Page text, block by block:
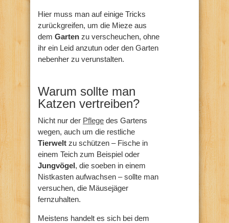
Hier muss man auf einige Tricks
zurückgreifen, um die Mieze aus
dem Garten zu verscheuchen, ohne
ihr ein Leid anzutun oder den Garten
nebenher zu verunstalten.
Warum sollte man
Katzen vertreiben?
Nicht nur der Pflege des Gartens
wegen, auch um die restliche
Tierwelt zu schützen – Fische in
einem Teich zum Beispiel oder
Jungvögel, die soeben in einem
Nistkasten aufwachsen – sollte man
versuchen, die Mäusejäger
fernzuhalten.
Meistens handelt es sich bei dem